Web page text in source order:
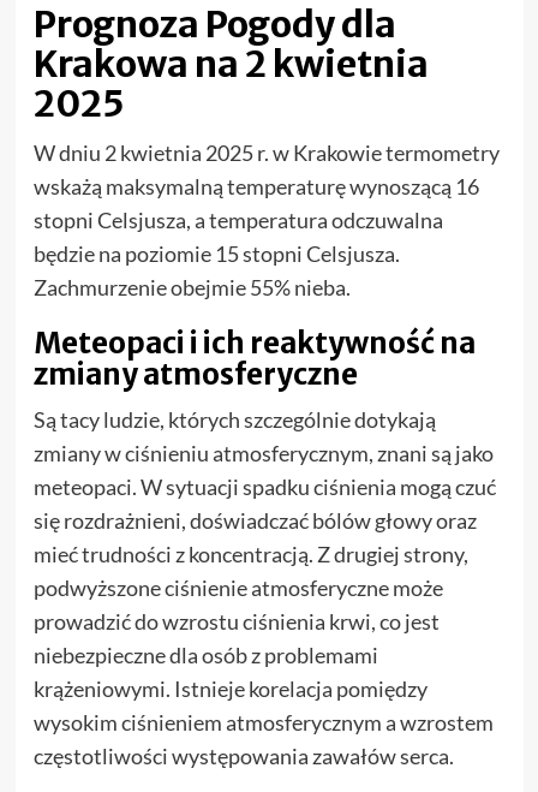
Prognoza Pogody dla
Krakowa na 2 kwietnia
2025
W dniu 2 kwietnia 2025 r. w Krakowie termometry
wskażą maksymalną temperaturę wynoszącą 16
stopni Celsjusza, a temperatura odczuwalna
będzie na poziomie 15 stopni Celsjusza.
Zachmurzenie obejmie 55% nieba.
Meteopaci i ich reaktywność na
zmiany atmosferyczne
Są tacy ludzie, których szczególnie dotykają
zmiany w ciśnieniu atmosferycznym, znani są jako
meteopaci. W sytuacji spadku ciśnienia mogą czuć
się rozdrażnieni, doświadczać bólów głowy oraz
mieć trudności z koncentracją. Z drugiej strony,
podwyższone ciśnienie atmosferyczne może
prowadzić do wzrostu ciśnienia krwi, co jest
niebezpieczne dla osób z problemami
krążeniowymi. Istnieje korelacja pomiędzy
wysokim ciśnieniem atmosferycznym a wzrostem
częstotliwości występowania zawałów serca.